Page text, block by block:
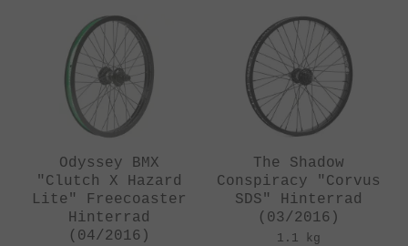
Odyssey BMX
"Clutch X Hazard
Lite" Freecoaster
Hinterrad
(04/2016)
The Shadow
Conspiracy "Corvus
SDS" Hinterrad
(03/2016)
1.1 kg